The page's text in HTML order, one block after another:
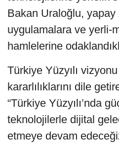
Bakan Uraloğlu, yapay
uygulamalara ve yerli-
hamlelerine
Türkiye Yüzyılı
kararlılıklarını dile
“Türkiye Yüzyılı’nda
teknolojilerle dijital
etmeye devam